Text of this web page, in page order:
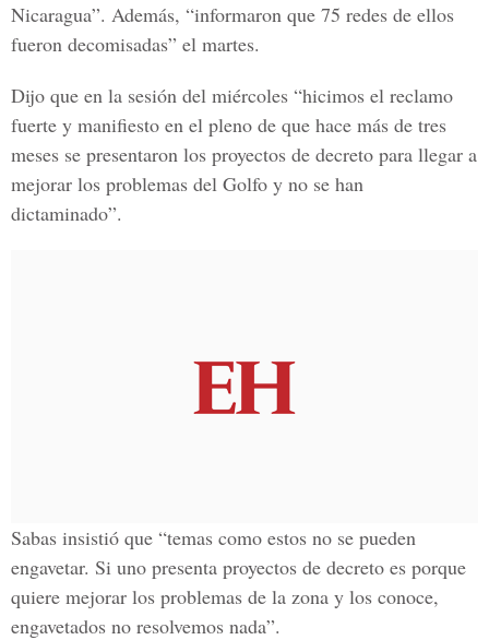
Nicaragua”. Además, “informaron que 75 redes de ellos
fueron decomisadas” el martes.
Dijo que en la sesión del miércoles “hicimos el reclamo
fuerte y manifiesto en el pleno de que hace más de tres
meses se presentaron los proyectos de decreto para llegar a
mejorar los problemas del Golfo y no se han
dictaminado”.
Sabas insistió que “temas como estos no se pueden
engavetar. Si uno presenta proyectos de decreto es porque
quiere mejorar los problemas de la zona y los conoce,
engavetados no resolvemos nada”.